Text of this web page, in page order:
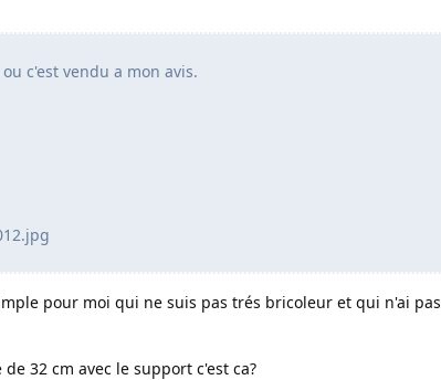
c'est vendu a mon avis.
pour moi qui ne suis pas trés bricoleur et qui n'ai pas
32 cm avec le support c'est ca?